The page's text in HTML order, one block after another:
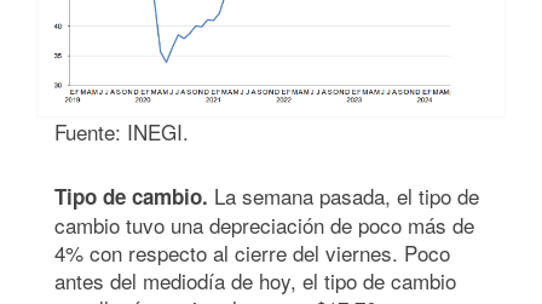
Fuente: INEGI.
Tipo de cambio. La semana pasada, el tipo de
cambio tuvo una depreciación de poco más de
4% con respecto al cierre del viernes. Poco
antes del mediodía de hoy, el tipo de cambio